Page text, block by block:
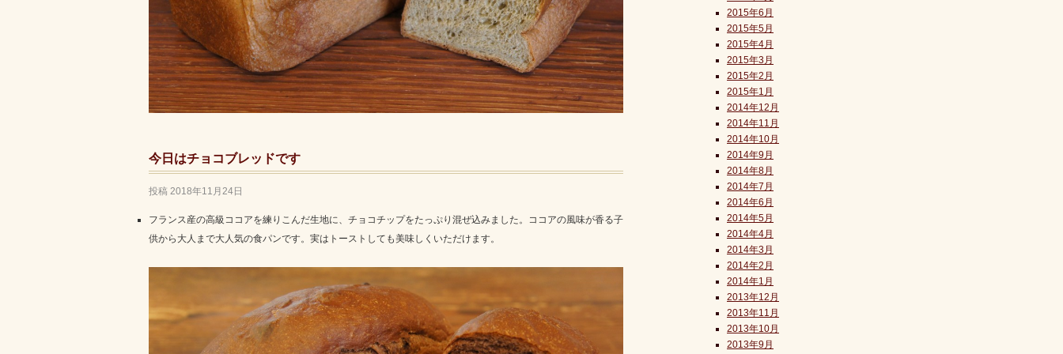
2015年6月
2015年5月
2015年4月
2015年3月
2015年2月
2015年1月
2014年12月
2014年11月
2014年10月
2014年9月
2014年8月
2014年7月
2014年6月
2014年5月
2014年4月
2014年3月
2014年2月
2014年1月
2013年12月
2013年11月
2013年10月
2013年9月
今日はチョコブレッドです
投稿 2018年11月24日
フランス産の高級ココアを練りこんだ生地に、チョコチップをたっぷり混ぜ込みました。ココアの風味が香る子
供から大人まで大人気の食パンです。実はトーストしても美味しくいただけます。